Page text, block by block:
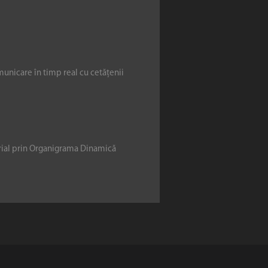
în timp real cu cetățenii
prin Organigrama Dinamică